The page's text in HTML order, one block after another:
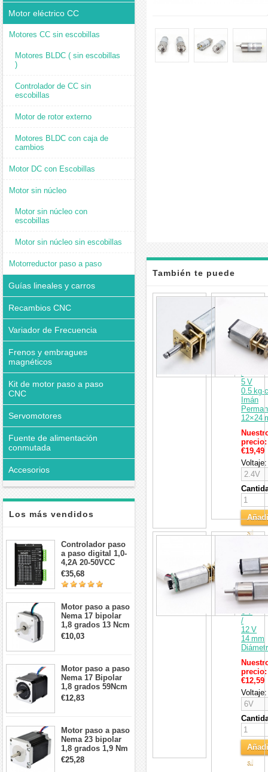
Motor eléctrico CC
Motores CC sin escobillas
Motores BLDC ( sin escobillas
)
Controlador de CC sin
escobillas
Motor de rotor externo
Motores BLDC con caja de
cambios
Motor DC con Escobillas
Motor sin núcleo
Motor sin núcleo con
escobillas
Motor sin núcleo sin escobillas
Motorreductor paso a paso
Guías lineales y carros
Recambios CNC
Variador de Frecuencia
Frenos y embragues
magnéticos
Kit de motor paso a paso
CNC
Servomotores
Fuente de alimentación
conmutada
Accesorios
Los más vendidos
Controlador paso
a paso digital 1,0-
4,2A 20-50VCC
para motor paso a
paso Nema 17, 23,
24
€35,68
Motor paso a paso
Nema 17 bipolar
1,8 grados 13 Ncm
1A 3,5 V
42x42x20mm 4
€10,03
Motor paso a paso
Nema 17 Bipolar
1,8 grados 59Ncm
2A 42x48mm 4
cables compatible
€12,83
Motor paso a paso
Nema 23 bipolar
1,8 grados 1,9 Nm
2,8 A 3,2 V
57x57x76mm 4
€25,28
También te puede
interesar
2
DC
con
/
5 V
0.5
Imán
12×24
precio:
€19,49
Voltaje:
al
2
DC
con
6 V
/
12 V
14 mm
precio:
€12,59
Voltaje:
al